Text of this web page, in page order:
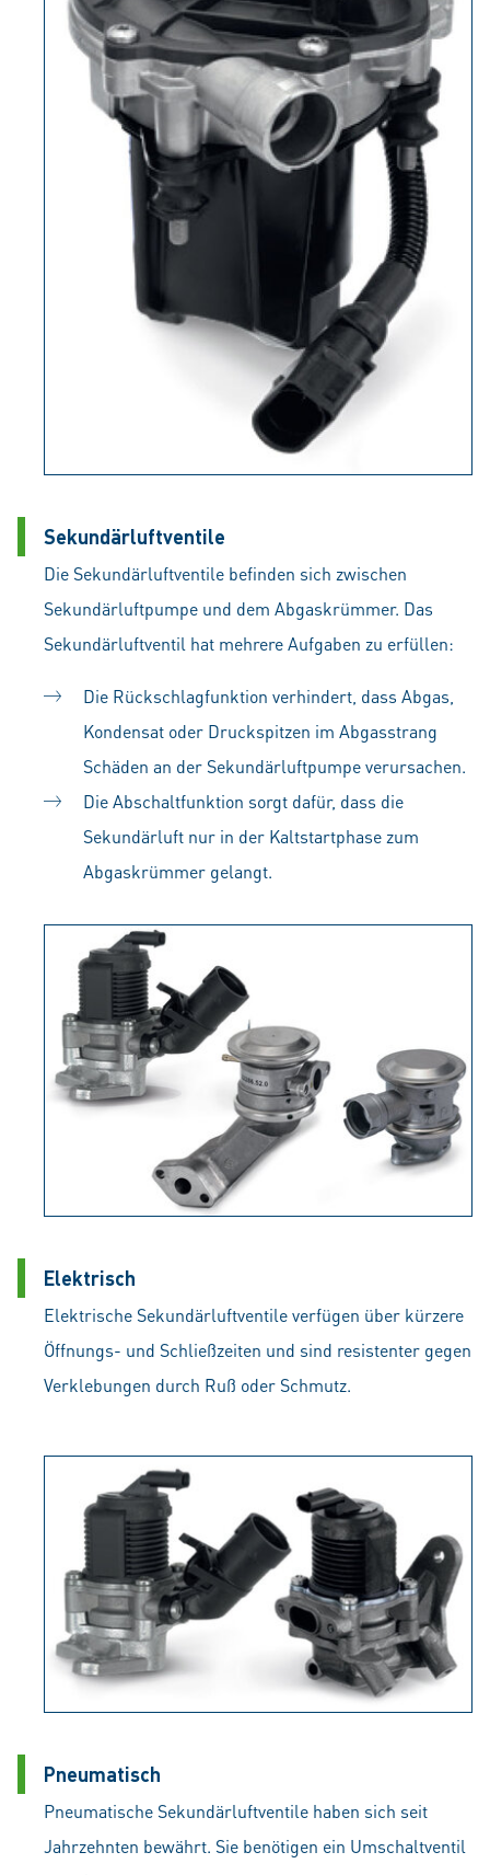
Sekundärluftventile
Die Sekundärluftventile befinden sich zwischen
Sekundärluftpumpe und dem Abgaskrümmer. Das
Sekundärluftventil hat mehrere Aufgaben zu erfüllen:
Die Rückschlagfunktion verhindert, dass Abgas,
Kondensat oder Druckspitzen im Abgasstrang
Schäden an der Sekundärluftpumpe verursachen.
Die Abschaltfunktion sorgt dafür, dass die
Sekundärluft nur in der Kaltstartphase zum
Abgaskrümmer gelangt.
Elektrisch
Elektrische Sekundärluftventile verfügen über kürzere
Öffnungs- und Schließzeiten und sind resistenter gegen
Verklebungen durch Ruß oder Schmutz.
Pneumatisch
Pneumatische Sekundärluftventile haben sich seit
Jahrzehnten bewährt. Sie benötigen ein Umschaltventil